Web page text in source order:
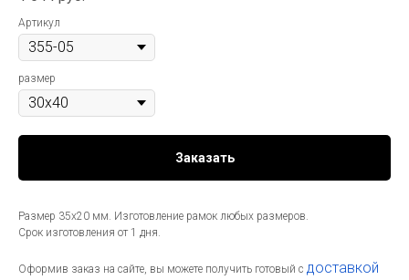
Артикул
размер
Заказать
Размер 35х20 мм. Изготовление рамок любых размеров.
Срок изготовления от 1 дня.
Оформив заказ на сайте, вы можете получить готовый с доставкой